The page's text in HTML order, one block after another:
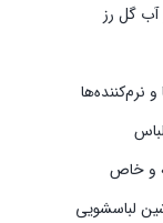
گل رز
و نرم‌کننده‌ها
و خاص
لباسشویی